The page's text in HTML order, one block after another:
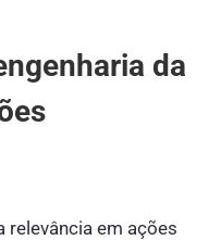
da
relevância em ações